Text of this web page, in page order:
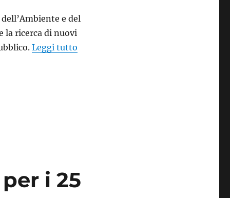
e del
la ricerca di nuovi
Leggi tutto
i 25